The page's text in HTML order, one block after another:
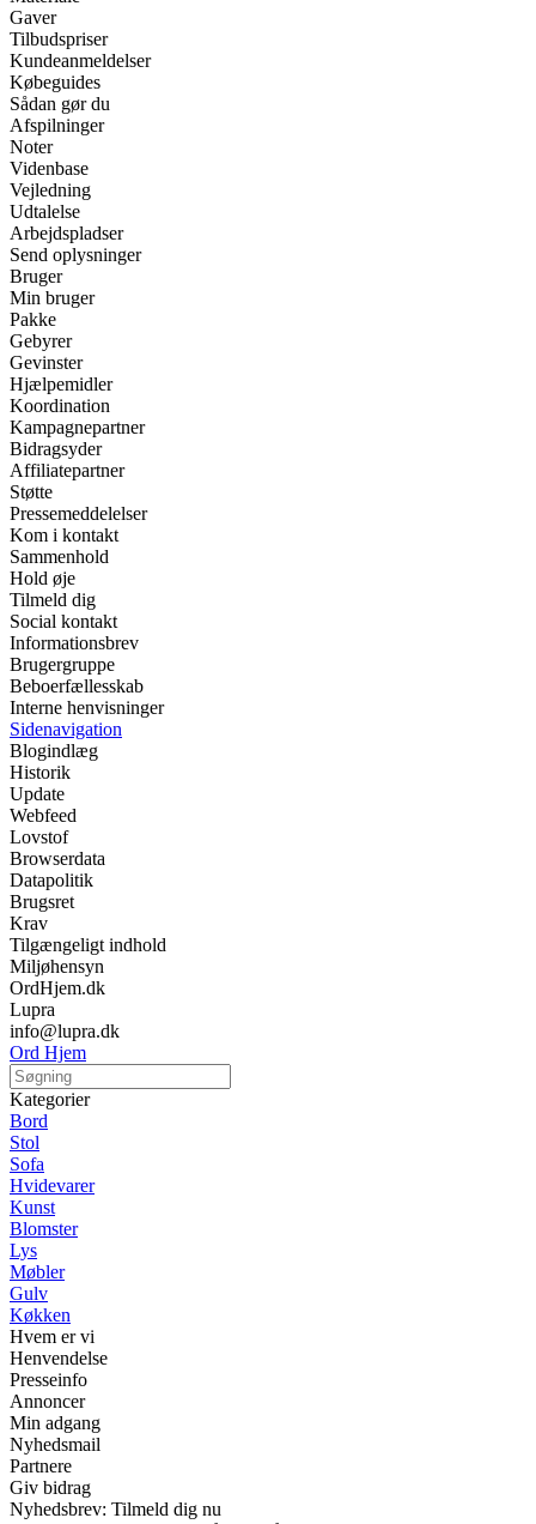
Gaver
Tilbudspriser
Kundeanmeldelser
Købeguides
Sådan gør du
Afspilninger
Noter
Videnbase
Vejledning
Udtalelse
Arbejdspladser
Send oplysninger
Bruger
Min bruger
Pakke
Gebyrer
Gevinster
Hjælpemidler
Koordination
Kampagnepartner
Bidragsyder
Affiliatepartner
Støtte
Pressemeddelelser
Kom i kontakt
Sammenhold
Hold øje
Tilmeld dig
Social kontakt
Informationsbrev
Brugergruppe
Beboerfællesskab
Interne henvisninger
Sidenavigation
Blogindlæg
Historik
Update
Webfeed
Lovstof
Browserdata
Datapolitik
Brugsret
Krav
Tilgængeligt indhold
Miljøhensyn
OrdHjem.dk
Lupra
info@lupra.dk
Ord Hjem
Kategorier
Bord
Stol
Sofa
Hvidevarer
Kunst
Blomster
Lys
Møbler
Gulv
Køkken
Hvem er vi
Henvendelse
Presseinfo
Annoncer
Min adgang
Nyhedsmail
Partnere
Giv bidrag
Nyhedsbrev: Tilmeld dig nu